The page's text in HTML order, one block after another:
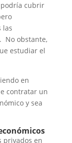
cubrir
las
No obstante,
estudiar el
en
contratar un
y sea
privados en